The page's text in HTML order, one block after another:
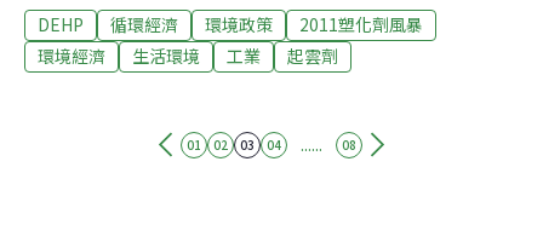
劑」中違法添加塑化劑（DEHP），導致食品污染，民眾
飲食安全及眾多食品中、下游業者受害；行政院及朝野立
下罰鍰；致危害人體健康者，處3年以下有期徒刑，拘役
DEHP 循環經濟 環境政策
2011塑化劑風暴
環境經濟
生活環境 工業 起雲劑
01 02 03 04 ...... 08